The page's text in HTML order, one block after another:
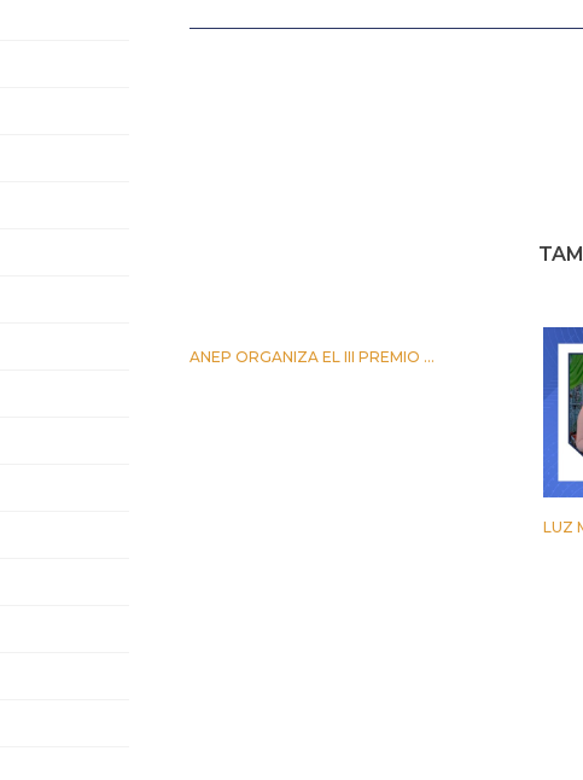
ANEP ORGANIZA EL III PREMIO ...
LUZ